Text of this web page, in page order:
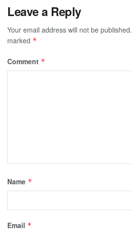
Leave a Reply
Your email address will not be published.
marked *
Comment *
Name *
Email *